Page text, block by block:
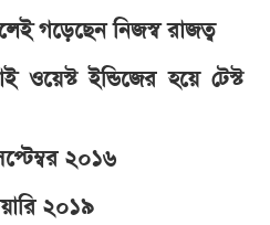
গড়েছেন নিজস্ব রাজত্ব
ইন্ডিজের হয়ে টেস্ট
২০১৬
২০১৯